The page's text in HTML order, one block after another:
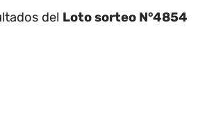
del Loto sorteo N°4854